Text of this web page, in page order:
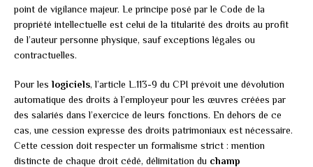
point de vigilance majeur. Le principe posé par le Code de la
propriété intellectuelle est celui de la titularité des droits au profit
de l’auteur personne physique, sauf exceptions légales ou
contractuelles.
Pour les logiciels, l’article L.113-9 du CPI prévoit une dévolution
automatique des droits à l’employeur pour les œuvres créées par
des salariés dans l’exercice de leurs fonctions. En dehors de ce
cas, une cession expresse des droits patrimoniaux est nécessaire.
Cette cession doit respecter un formalisme strict : mention
distincte de chaque droit cédé, délimitation du champ